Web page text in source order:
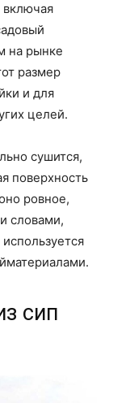
на рынке
размер
и для
целей.
сушится,
поверхность
ровное,
словами,
сип